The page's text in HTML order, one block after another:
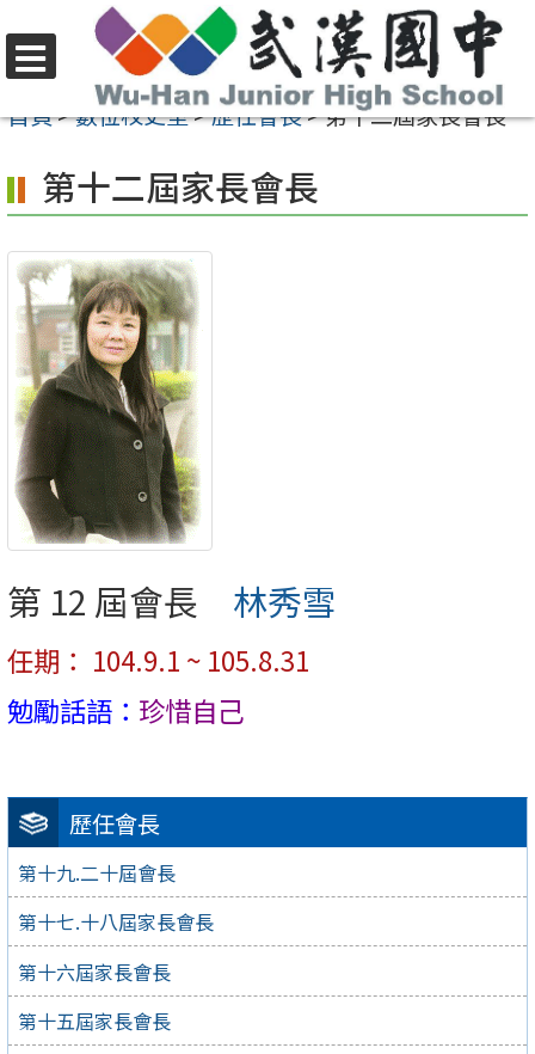
至
內
容
區
選
單
首頁>數位校史室>歷任會長>第十二屆家長會長
歷任會長
第十九.二十屆會長
第十七.十八屆家長會長
第十六屆家長會長
第十五屆家長會長
第十二屆家長會長
第 12 屆會長 林秀雪
任期： 104.9.1 ~ 105.8.31
勉勵話語： 珍惜自己